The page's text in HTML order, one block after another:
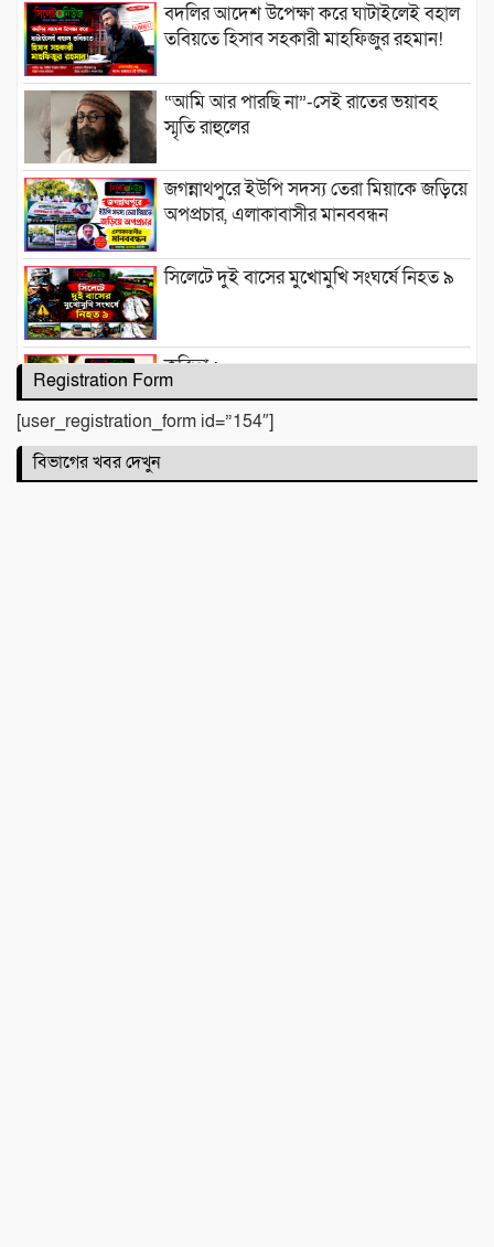
বদলির আদেশ উপেক্ষা করে ঘাটাইলেই বহাল
তবিয়তে হিসাব সহকারী মাহফিজুর রহমান!
“আমি আর পারছি না”-সেই রাতের ভয়াবহ
স্মৃতি রাহুলের
জগন্নাথপুরে ইউপি সদস্য তেরা মিয়াকে জড়িয়ে
অপপ্রচার, এলাকাবাসীর মানববন্ধন
সিলেটে দুই বাসের মুখোমুখি সংঘর্ষে নিহত ৯
কবিতা :
টিলা খেকোদের দৌরাত্ম্যে জৈন্তাপুরে পরিবেশ
বিপর্যয়, আতঙ্কে প্রবাসী পরিবার
Registration Form
[user_registration_form id=”154″]
বিভাগের খবর দেখুন